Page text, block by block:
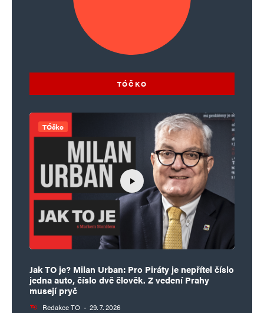
Napsat komentář
Vaše e-mailová adresa nebude zveřejněna.
Vyžadované informace jsou
E-mail Webová stránka
TÓČKO
TÓčko
Jak TO je? Milan Urban: Pro Piráty je nepřítel číslo
jedna auto, číslo dvě člověk. Z vedení Prahy
musejí pryč
Redakce TO · 29. 7. 2026